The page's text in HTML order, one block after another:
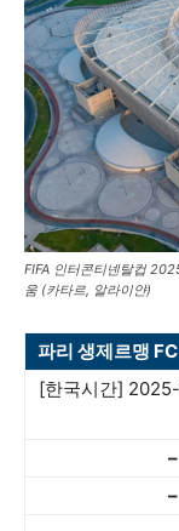
FIFA 인터콘티넨탈컵
움 (카타르, 알라이얀)
파리 생제르맹 FC
[한국시간]
–
–